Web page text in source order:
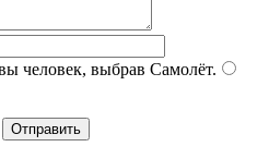
человек, выбрав Самолёт.